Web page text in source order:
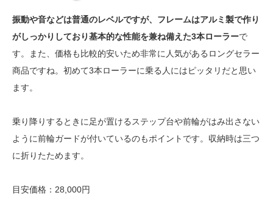
振動や音などは普通のレベルですが、フレームはアルミ製で作り
がしっかりしており基本的な性能を兼ね備えた3本ローラーで
す。また、価格も比較的安いため非常に人気があるロングセラー
商品ですね。初めて3本ローラーに乗る人にはピッタリだと思い
ます。
乗り降りするときに足が置けるステップ台や前輪がはみ出さない
ように前輪ガードが付いているのもポイントです。収納時は三つ
に折りたためます。
目安価格：28,000円